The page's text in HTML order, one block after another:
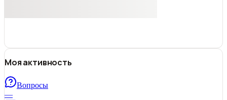
Моя активность
Вопросы
—